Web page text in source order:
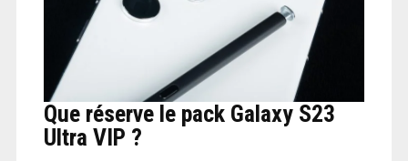
Que réserve le pack Galaxy S23
Ultra VIP ?